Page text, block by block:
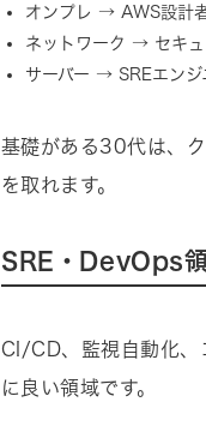
オンプレ → AWS設計
ネットワーク → セキュ
サーバー → SREエンジ
基礎がある30代は、
を取れます。
SRE・DevOps
CI/CD、監視自動化、
に良い領域です。